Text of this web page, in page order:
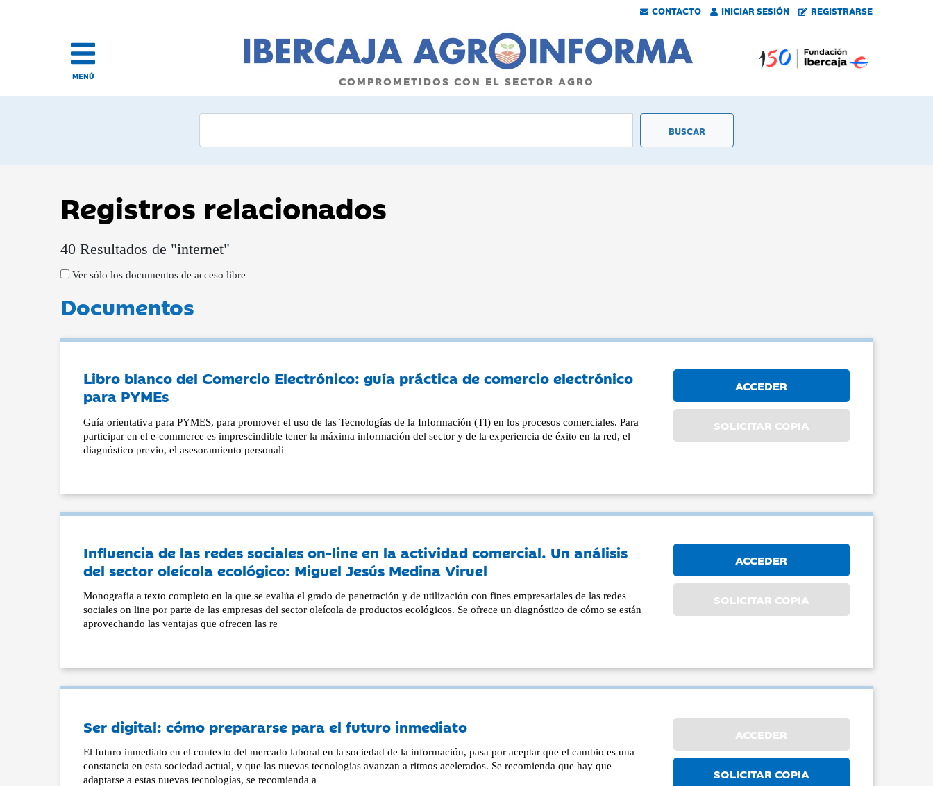
CONTACTO INICIAR SESIÓN REGISTRARSE
MENÚ COMPROMETIDOS CON EL SECTOR AGRO
Registros relacionados
40 Resultados de "internet"
Ver sólo los documentos de acceso libre
Documentos
Libro blanco del Comercio Electrónico: guía práctica de comercio electrónico
para PYMEs
Guía orientativa para PYMES, para promover el uso de las Tecnologías de la Información (TI) en los procesos comerciales. Para
participar en el e-commerce es imprescindible tener la máxima información del sector y de la experiencia de éxito en la red, el
diagnóstico previo, el asesoramiento personali
ACCEDER
SOLICITAR COPIA
Influencia de las redes sociales on-line en la actividad comercial. Un análisis
del sector oleícola ecológico: Miguel Jesús Medina Viruel
Monografía a texto completo en la que se evalúa el grado de penetración y de utilización con fines empresariales de las redes
sociales on line por parte de las empresas del sector oleícola de productos ecológicos. Se ofrece un diagnóstico de cómo se están
aprovechando las ventajas que ofrecen las re
ACCEDER
SOLICITAR COPIA
Ser digital: cómo prepararse para el futuro inmediato
El futuro inmediato en el contexto del mercado laboral en la sociedad de la información, pasa por aceptar que el cambio es una
constancia en esta sociedad actual, y que las nuevas tecnologías avanzan a ritmos acelerados. Se recomienda que hay que
adaptarse a estas nuevas tecnologías, se recomienda a
ACCEDER
SOLICITAR COPIA